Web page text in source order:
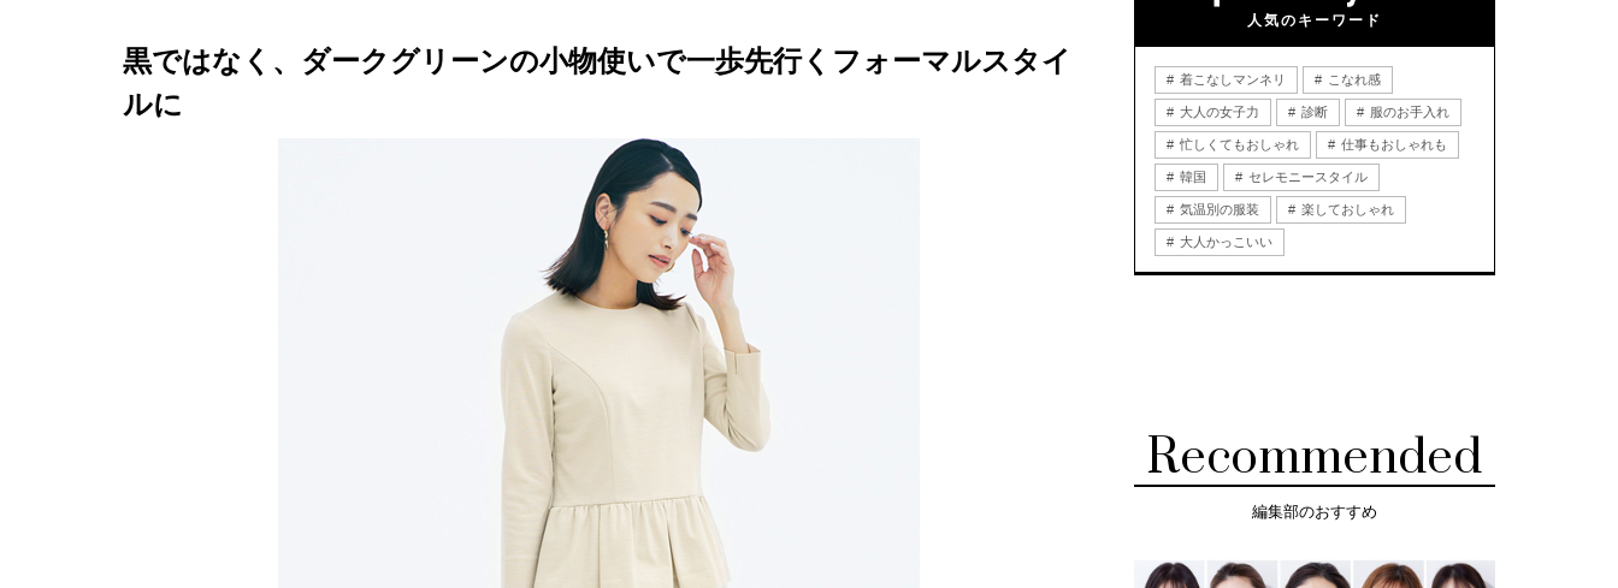
黒ではなく、ダークグリーンの小物使いで一歩先行くフォーマルスタイ
ルに
人気のキーワード
着こなしマンネリ こなれ感
大人の女子力 診断 服のお手入れ
忙しくてもおしゃれ 仕事もおしゃれも
韓国 セレモニースタイル
気温別の服装 楽しておしゃれ
大人かっこいい
Recommended
編集部のおすすめ